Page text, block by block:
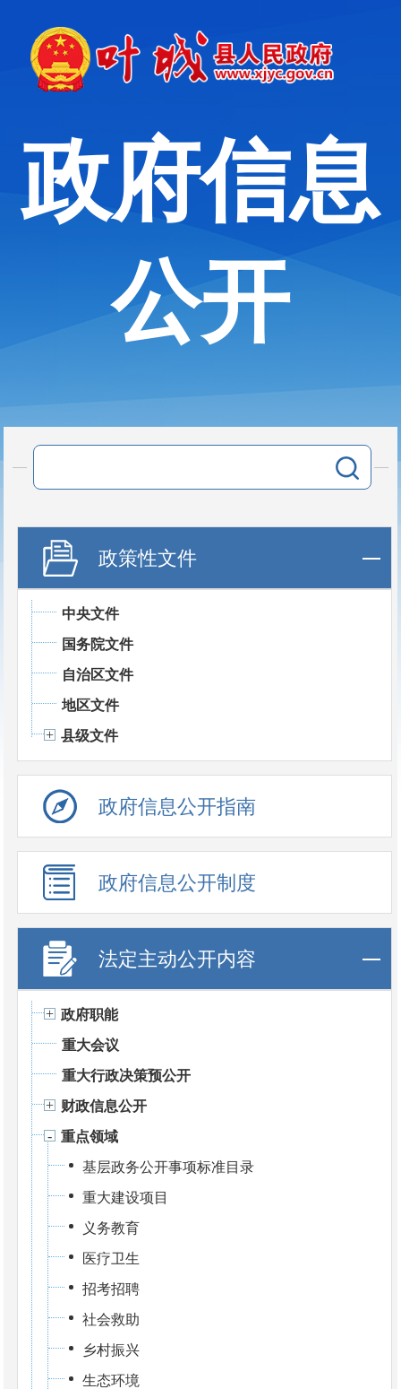
政府信息
公开
政策性文件
中央文件
国务院文件
自治区文件
地区文件
县级文件
政府信息公开指南
政府信息公开制度
法定主动公开内容
政府职能
重大会议
重大行政决策预公开
财政信息公开
重点领域
基层政务公开事项标准目录
重大建设项目
义务教育
医疗卫生
招考招聘
社会救助
乡村振兴
生态环境